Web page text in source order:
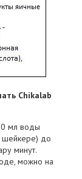
Chikalab
мл воды
шейкере) до
минут.
можно на